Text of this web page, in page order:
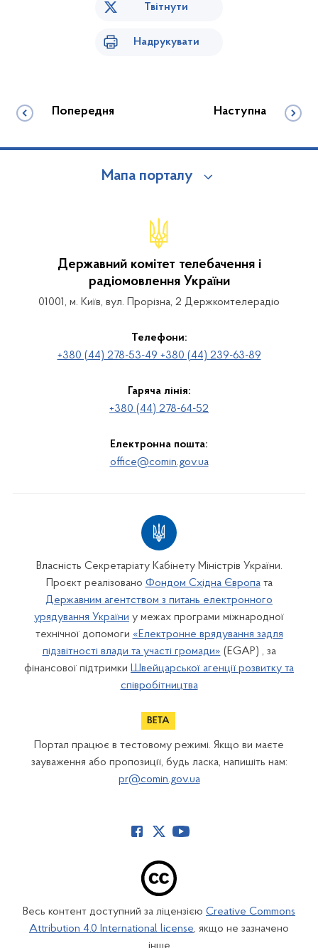
Твітнути
Надрукувати
Попередня Наступна
Мапа порталу
Державний комітет телебачення і
радіомовлення України
01001, м. Київ, вул. Прорізна, 2 Держкомтелерадіо
Телефони:
+380 (44) 278-53-49 +380 (44) 239-63-89
Гаряча лінія:
+380 (44) 278-64-52
Електронна пошта:
office@comin.gov.ua
Власність Секретаріату Кабінету Міністрів України.
Проєкт реалізовано Фондом Східна Європата
Державним агентством з питань електронного
урядування України у межах програми міжнародної
технічної допомоги «Електронне врядування задля
підзвітності влади та участі громади» (EGAP) , за
фінансової підтримки Швейцарської агенції розвитку та
співробітництва
Портал працює в тестовому режимі. Якщо ви маєте
зауваження або пропозиції, будь ласка, напишіть нам:
pr@comin.gov.ua
Весь контент доступний за ліцензією Creative Commons
Attribution 4.0 International license, якщо не зазначено
інше